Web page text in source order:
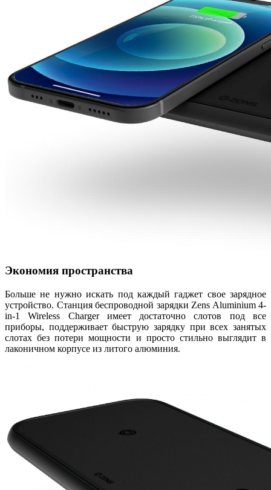
Экономия пространства
Больше не нужно искать под каждый гаджет свое зарядное
устройство. Станция беспроводной зарядки Zens Aluminium 4-
in-1 Wireless Charger имеет достаточно слотов под все
приборы, поддерживает быструю зарядку при всех занятых
слотах без потери мощности и просто стильно выглядит в
лаконичном корпусе из литого алюминия.